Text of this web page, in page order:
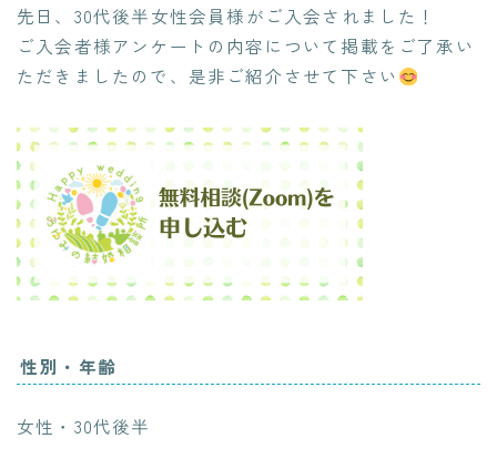
先日、30代後半女性会員様がご入会されました！
ご入会者様アンケートの内容について掲載をご了承い
ただきましたので、是非ご紹介させて下さい
性別・年齢
女性・30代後半